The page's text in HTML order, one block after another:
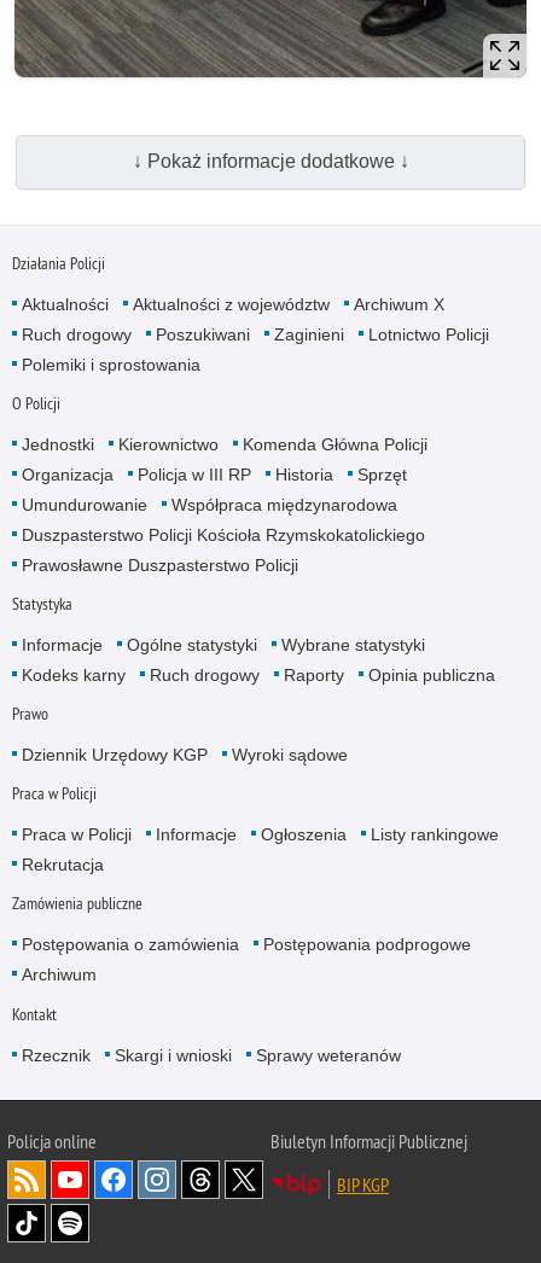
↓ Pokaż informacje dodatkowe ↓
Działania Policji
Aktualności Aktualności z województw
Archiwum X
Ruch drogowy
Poszukiwani Zaginieni
Lotnictwo Policji
Polemiki i sprostowania
O Policji
Jednostki Kierownictwo
Komenda Główna Policji
Organizacja
Policja w III RP Historia
Sprzęt
Umundurowanie
Współpraca międzynarodowa
Duszpasterstwo Policji Kościoła Rzymskokatolickiego
Prawosławne Duszpasterstwo Policji
Statystyka
Informacje Ogólne statystyki
Wybrane statystyki
Kodeks karny
Ruch drogowy Raporty Opinia publiczna
Prawo
Dziennik Urzędowy KGP Wyroki sądowe
Praca w Policji
Praca w Policji Informacje Ogłoszenia
Listy rankingowe
Rekrutacja
Zamówienia publiczne
Postępowania o zamówienia
Postępowania podprogowe
Archiwum
Kontakt
Rzecznik Skargi i wnioski Sprawy weteranów
Policjaonline
Biuletyn Informacji Publicznej
BIP KGP